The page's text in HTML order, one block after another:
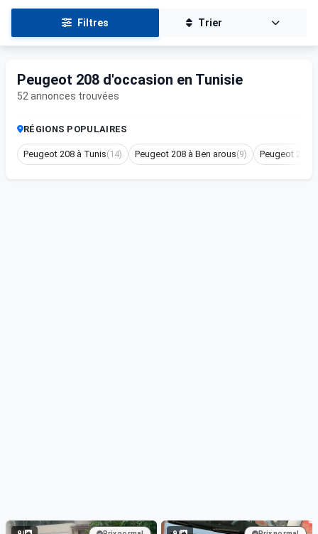
Filtres Trier
Peugeot 208 d'occasion en Tunisie
52 annonces trouvées
RÉGIONS POPULAIRES
Peugeot 208 à Tunis(14) Peugeot 208 à Ben arous(9) Peugeot 208